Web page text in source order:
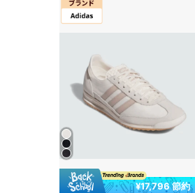
¥17,796 節約